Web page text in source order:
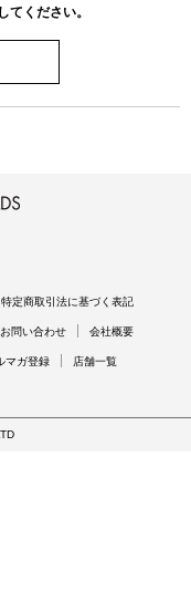
てください。
特定商取引法に基づく表記
お問い合わせ 会社概要
マガ登録 店舗一覧